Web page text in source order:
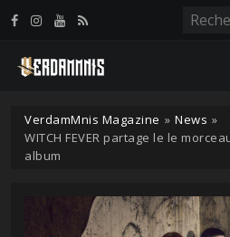
VerdamMnis Magazine » News »
WITCH FEVER partage le le
album
Panneau de gestion des cookies